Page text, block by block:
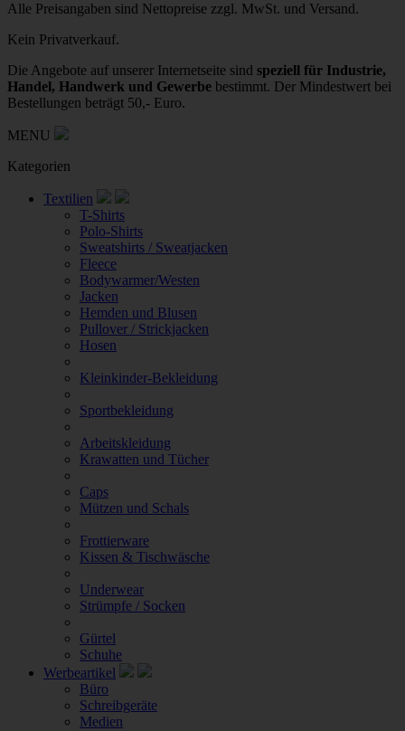
Alle Preisangaben sind Nettopreise zzgl. MwSt. und Versand.
Kein Privatverkauf.
Die Angebote auf unserer Internetseite sind speziell für Industrie,
Handel, Handwerk und Gewerbe bestimmt. Der Mindestwert bei
Bestellungen beträgt 50,- Euro.
MENU
Kategorien
Textilien
T-Shirts
Polo-Shirts
Sweatshirts / Sweatjacken
Fleece
Bodywarmer/Westen
Jacken
Hemden und Blusen
Pullover / Strickjacken
Hosen
Kleinkinder-Bekleidung
Sportbekleidung
Arbeitskleidung
Krawatten und Tücher
Caps
Mützen und Schals
Frottierware
Kissen & Tischwäsche
Underwear
Strümpfe / Socken
Gürtel
Schuhe
Werbeartikel
Büro
Schreibgeräte
Medien